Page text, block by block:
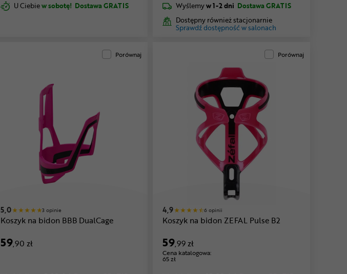
U Ciebiew sobotę! Dostawa GRATIS Wyślemyw 1-2 dni Dostawa GRATIS
Dostępny również stacjonarnie
Sprawdź dostępność w salonach
Porównaj
5,0 3 opinie
Koszyk na bidon BBB DualCage
59,90 zł
Porównaj
4,9 6 opinii
Koszyk na bidon ZEFAL Pulse B2
59,99 zł
Cena katalogowa:
65 zł